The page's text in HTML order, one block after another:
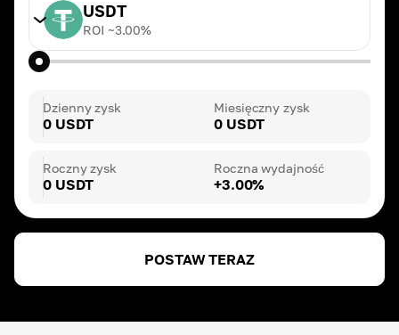
USDT
ROI ~3.00%
ROI ~3.00%
USDT
Dzienny zysk
0 USDT
Miesięczny zysk
0 USDT
Roczny zysk
0 USDT
Roczna wydajność
+3.00%
POSTAW TERAZ